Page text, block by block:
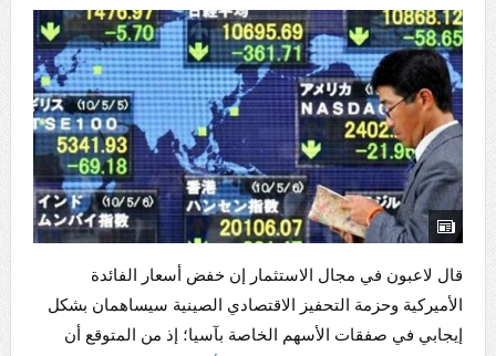
قال لاعبون في مجال الاستثمار إن خفض أسعار الفائدة
الأميركية وحزمة التحفيز الاقتصادي الصينية سيساهمان بشكل
إيجابي في صفقات الأسهم الخاصة بآسيا؛ إذ من المتوقع أن